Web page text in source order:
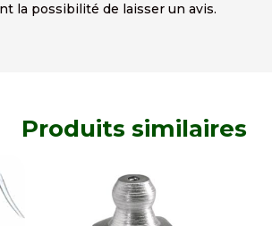
la possibilité de laisser un avis.
Produits similaires